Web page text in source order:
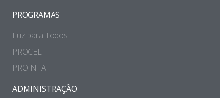
PROGRAMAS
Luz para Todos
PROCEL
PROINFA
ADMINISTRAÇÃO